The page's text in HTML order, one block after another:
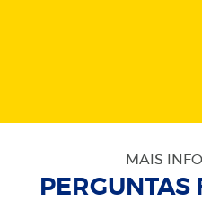
MAIS
PERGUNTAS